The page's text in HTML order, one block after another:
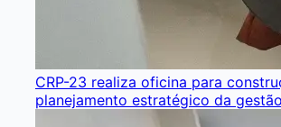
CRP-23 realiza oficina para
planejamento estratégico da gestão